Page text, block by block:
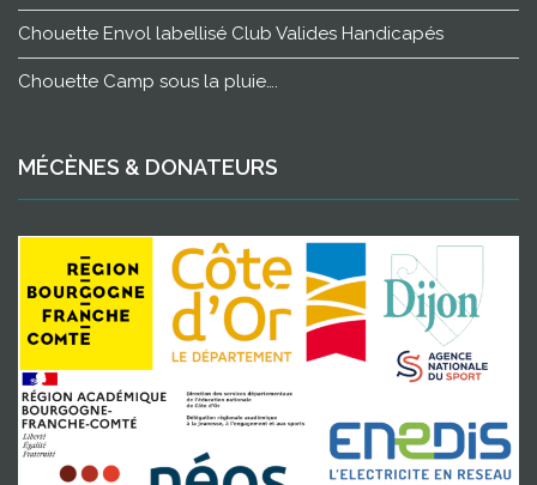
Chouette Envol labellisé Club Valides Handicapés
Chouette Camp sous la pluie….
MÉCÈNES & DONATEURS